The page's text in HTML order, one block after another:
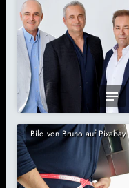
Bild von Bruno auf Pixabay